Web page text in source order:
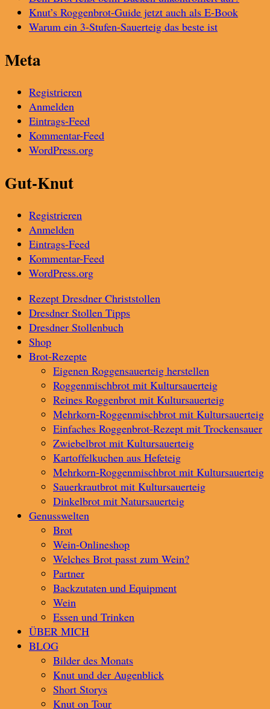
Knut’s Roggenbrot-Guide jetzt auch als E-Book
Warum ein 3-Stufen-Sauerteig das beste ist
Meta
Registrieren
Anmelden
Eintrags-Feed
Kommentar-Feed
WordPress.org
Gut-Knut
Registrieren
Anmelden
Eintrags-Feed
Kommentar-Feed
WordPress.org
Rezept Dresdner Christstollen
Dresdner Stollen Tipps
Dresdner Stollenbuch
Shop
Brot-Rezepte
Eigenen Roggensauerteig herstellen
Roggenmischbrot mit Kultursauerteig
Reines Roggenbrot mit Kultursauerteig
Mehrkorn-Roggenmischbrot mit Kultursauerteig
Einfaches Roggenbrot-Rezept mit Trockensauer
Zwiebelbrot mit Kultursauerteig
Kartoffelkuchen aus Hefeteig
Mehrkorn-Roggenmischbrot mit Kultursauerteig
Sauerkrautbrot mit Kultursauerteig
Dinkelbrot mit Natursauerteig
Genusswelten
Brot
Wein-Onlineshop
Welches Brot passt zum Wein?
Partner
Backzutaten und Equipment
Wein
Essen und Trinken
ÜBER MICH
BLOG
Bilder des Monats
Knut und der Augenblick
Short Storys
Knut on Tour